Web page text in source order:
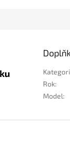
Rok:
Model: